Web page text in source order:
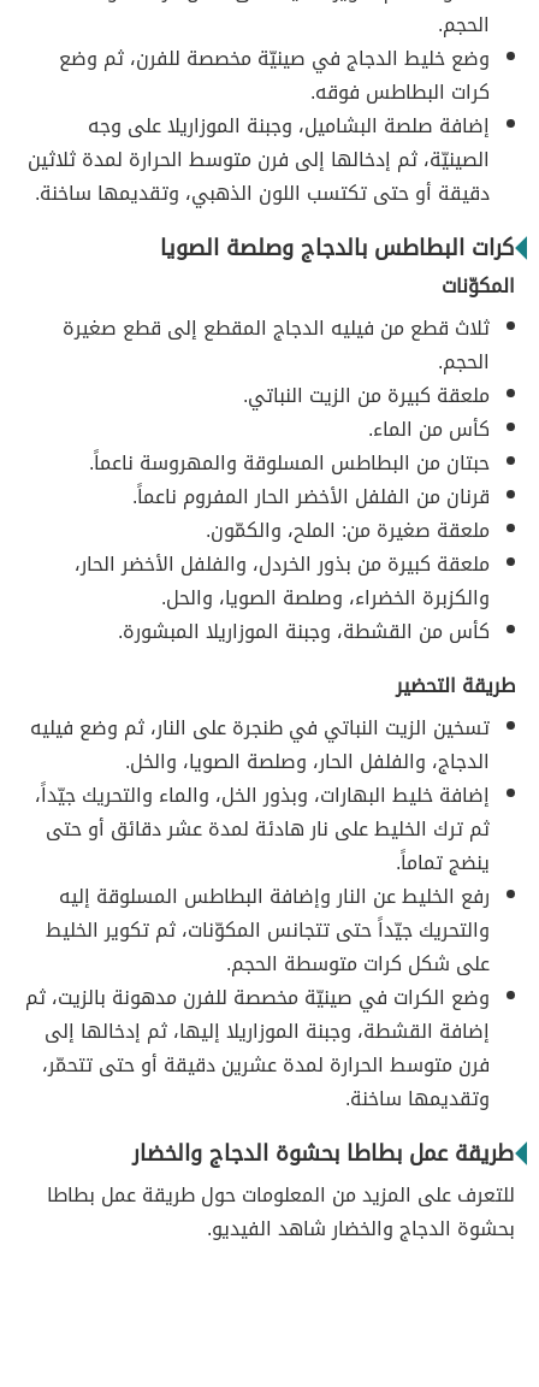
الحجم.
وضع خليط الدجاج في صينيّة مخصصة للفرن، ثم وضع
كرات البطاطس فوقه.
إضافة صلصة البشاميل، وجبنة الموزاريلا على وجه
الصينيّة، ثم إدخالها إلى فرن متوسط الحرارة لمدة ثلاثين
دقيقة أو حتى تكتسب اللون الذهبي، وتقديمها ساخنة.
كرات البطاطس بالدجاج وصلصة الصويا
المكوّنات
ثلاث قطع من فيليه الدجاج المقطع إلى قطع صغيرة
الحجم.
ملعقة كبيرة من الزيت النباتي.
كأس من الماء.
حبتان من البطاطس المسلوقة والمهروسة ناعماً.
قرنان من الفلفل الأخضر الحار المفروم ناعماً.
ملعقة صغيرة من: الملح، والكمّون.
ملعقة كبيرة من بذور الخردل، والفلفل الأخضر الحار،
والكزبرة الخضراء، وصلصة الصويا، والحل.
كأس من القشطة، وجبنة الموزاريلا المبشورة.
طريقة التحضير
تسخين الزيت النباتي في طنجرة على النار، ثم وضع فيليه
الدجاج، والفلفل الحار، وصلصة الصويا، والخل.
إضافة خليط البهارات، وبذور الخل، والماء والتحريك جيّداً،
ثم ترك الخليط على نار هادئة لمدة عشر دقائق أو حتى
ينضج تماماً.
رفع الخليط عن النار وإضافة البطاطس المسلوقة إليه
والتحريك جيّداً حتى تتجانس المكوّنات، ثم تكوير الخليط
على شكل كرات متوسطة الحجم.
وضع الكرات في صينيّة مخصصة للفرن مدهونة بالزيت، ثم
إضافة القشطة، وجبنة الموزاريلا إليها، ثم إدخالها إلى
فرن متوسط الحرارة لمدة عشرين دقيقة أو حتى تتحمّر،
وتقديمها ساخنة.
طريقة عمل بطاطا بحشوة الدجاج والخضار
للتعرف على المزيد من المعلومات حول طريقة عمل بطاطا
بحشوة الدجاج والخضار شاهد الفيديو.